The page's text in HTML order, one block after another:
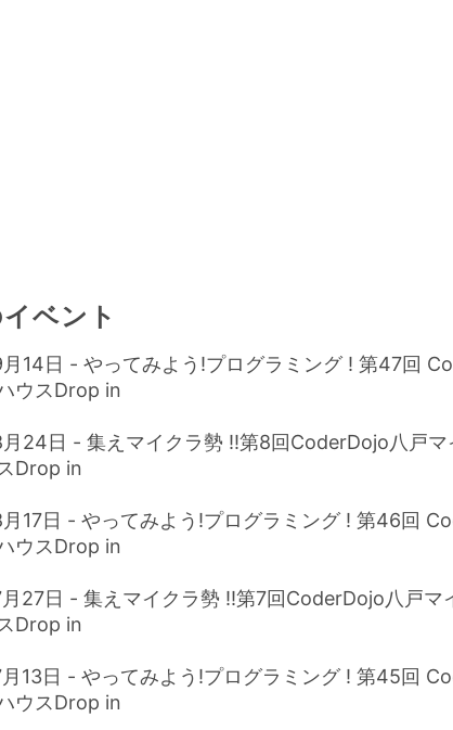
ベント
14日 - やってみよう!プログラミング ! 第47回
ウスDrop in
24日 - 集えマイクラ勢 !!第8回CoderDojo八戸マ
Drop in
17日 - やってみよう!プログラミング ! 第46回
ウスDrop in
27日 - 集えマイクラ勢 !!第7回CoderDojo八戸マ
Drop in
13日 - やってみよう!プログラミング ! 第45回
ウスDrop in